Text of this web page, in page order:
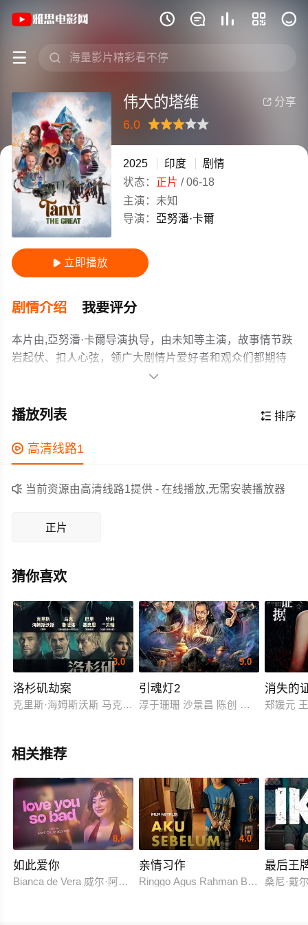
    
 
《伟大的塔维》(2025)印度印地语高清
 分享
伟大的塔维
6.0
很差较差
还行推荐力荐
2025 印度
剧情
状态： 正片 /06-18
主演： 未知
导演：
亞努潘·卡爾
 立即播放
剧情介绍 我要评分
本片由,亞努潘·卡爾导演执导，由未知等主演，故事情节跌
岩起伏、扣人心弦，领广大剧情片爱好者和观众们都期待
印地语剧情片，由阿努潘·凯尔执导，阿努潘·凯尔工作室和
·凯尔和伊恩·格伦主演。该片于2025年7月18日上映，反响
褒贬不一。
作为一部 上映的剧情电影，在当期同类题材影片中具有一
定的看点，在演员表现和剧情架构上也都有不错的亮点，
剧情紧凑，角色塑造鲜明，适合喜欢剧情类电影的观众观

 排序
播放列表
 高清线路1
 当前资源由高清线路1提供 - 在线播放,无需安装播放器
正片
猜你喜欢
3.0
洛杉矶劫案
克里斯·海姆斯沃斯 马克·鲁法洛 巴里·基奥恩 哈莉·贝瑞 莫妮卡
9.0
引魂灯2
淳于珊珊 沙景昌 陈创 苗海忠 施骏
消失的
郑媛元
相关推荐
8.0
如此爱你
Bianca de Vera 威尔·阿什利·德莱昂
4.0
亲情习作
Ringgo Agus Rahman Bima Sena
最后王
桑尼·戴